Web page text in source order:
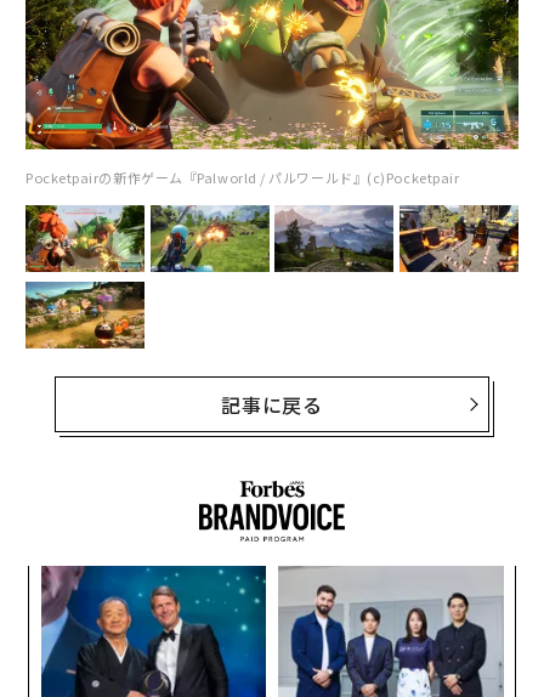
Pocketpairの新作ゲーム『Palworld / パルワールド』(c)Pocketpair
記事に戻る